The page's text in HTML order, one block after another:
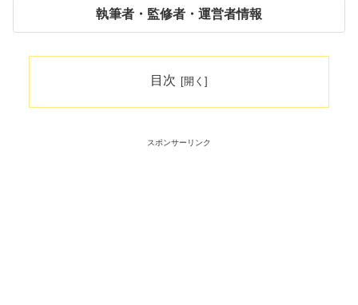
執筆者・監修者・運営者情報
目次
スポンサーリンク